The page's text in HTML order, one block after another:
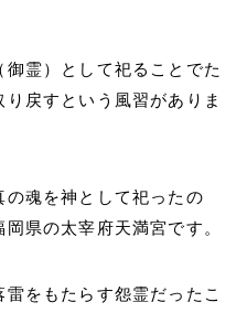
霊）として祀ることでた
戻すという風習がありま
魂を神として祀ったの
県の太宰府天満宮です。
をもたらす怨霊だったこ